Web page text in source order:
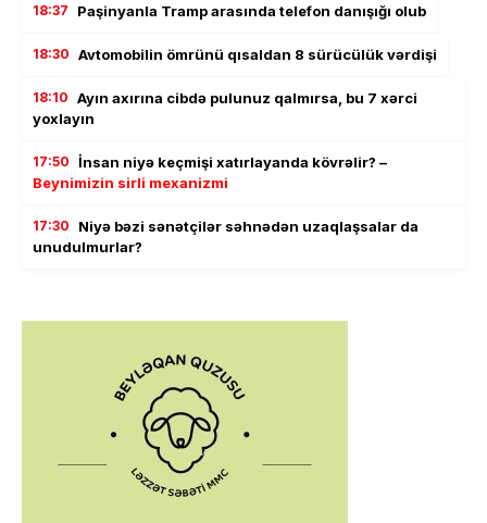
18:37 Paşinyanla Tramp arasında telefon danışığı olub
18:30 Avtomobilin ömrünü qısaldan 8 sürücülük vərdişi
18:10 Ayın axırına cibdə pulunuz qalmırsa, bu 7 xərci
yoxlayın
17:50 İnsan niyə keçmişi xatırlayanda kövrəlir? –
Beynimizin sirli mexanizmi
17:30
Niyə bəzi sənətçilər səhnədən uzaqlaşsalar da
unudulmurlar?